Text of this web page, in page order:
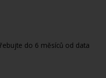
do 6 měsíců od data